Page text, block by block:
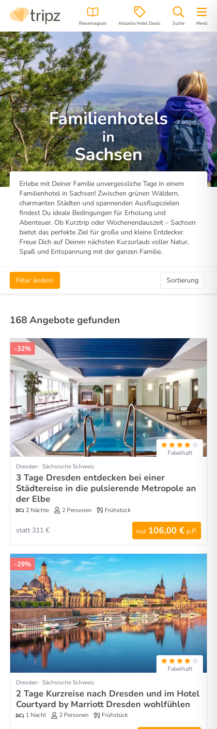
Reisemagazin Aktuelle Hotel Deals Suche Menü
Familienhotels
in
Sachsen
Erlebe mit Deiner Familie unvergessliche Tage in einem
Familienhotel in Sachsen! Zwischen grünen Wäldern,
charmanten Städten und spannenden Ausflugszielen
findest Du ideale Bedingungen für Erholung und
Abenteuer. Ob Kurztrip oder Wochenendauszeit – Sachsen
bietet das perfekte Ziel für große und kleine Entdecker.
Freue Dich auf Deinen nächsten Kurzurlaub voller Natur,
Spaß und Entspannung mit der ganzen Familie.
Filter ändern Sortierung
168 Angebote gefunden
-32%
Fabelhaft
Dresden · Sächsische Schweiz
3 Tage Dresden entdecken bei einer
Städtereise in die pulsierende Metropole an
der Elbe
2 Nächte 2 Personen Frühstück
nur 106,00 € p.P.
statt 311 €
-29%
Fabelhaft
Dresden · Sächsische Schweiz
2 Tage Kurzreise nach Dresden und im Hotel
Courtyard by Marriott Dresden wohlfühlen
1 Nacht 2 Personen Frühstück